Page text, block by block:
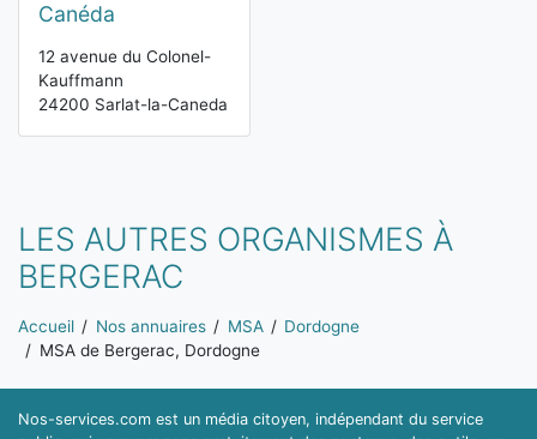
Canéda
12 avenue du Colonel-
Kauffmann
24200 Sarlat-la-Caneda
LES AUTRES ORGANISMES À
BERGERAC
Vous êtes ici:
Accueil Nos annuaires MSA
Dordogne
MSA de Bergerac, Dordogne
Nos-services.com est un média citoyen, indépendant du service